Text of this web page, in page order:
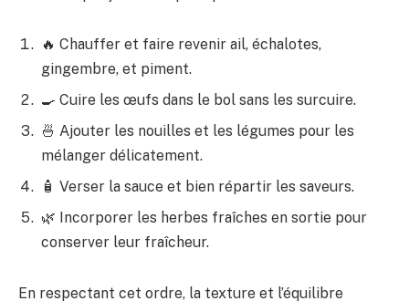
🔥 Chauffer et faire revenir ail, échalotes,
gingembre, et piment.
🍳 Cuire les œufs dans le bol sans les surcuire.
🍜 Ajouter les nouilles et les légumes pour les
mélanger délicatement.
🧴 Verser la sauce et bien répartir les saveurs.
🌿 Incorporer les herbes fraîches en sortie pour
conserver leur fraîcheur.
En respectant cet ordre, la texture et l’équilibre